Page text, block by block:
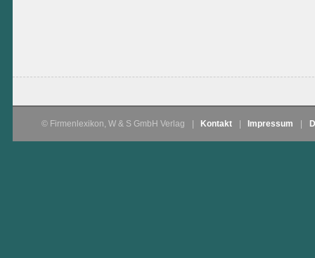
© Firmenlexikon, W & S GmbH Verlag Kontakt Impressum